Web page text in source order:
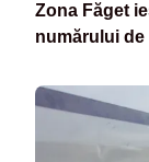
Zona Făget
numărului de